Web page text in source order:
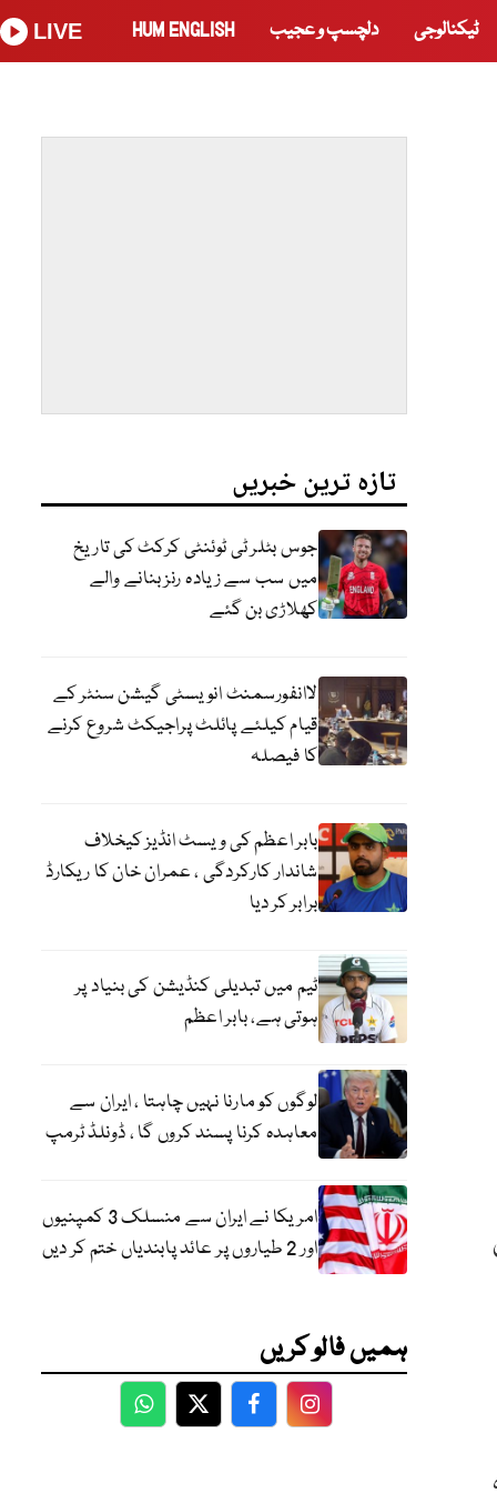
ٹیکنالوجی دلچسپ و عجیب HUM ENGLISH
LIVE
تازہ ترین خبریں
جوس بٹلر ٹی ٹوئنٹی کرکٹ کی تاریخ
میں سب سے زیادہ رنز بنانے والے
کھلاڑی بن گئے
لاانفورسمنٹ انویسٹی گیشن سنٹر کے
قیام کیلئے پائلٹ پراجیکٹ شروع کرنے
کا فیصلہ
بابر اعظم کی ویسٹ انڈیز کیخلاف
شاندار کارکردگی ، عمران خان کا ریکارڈ
برابر کر دیا
ٹیم میں تبدیلی کنڈیشن کی بنیاد پر
ہوتی ہے، بابر اعظم
لوگوں کو مارنا نہیں چاہتا ، ایران سے
معاہدہ کرنا پسند کروں گا ، ڈونلڈ ٹرمپ
امریکا نے ایران سے منسلک 3 کمپنیوں
اور 2 طیاروں پر عائد پابندیاں ختم کر دیں
ہمیں فالو کریں
WhatsApp
TwitterFacebookFacebook